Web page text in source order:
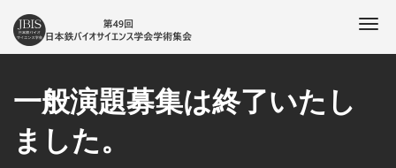
一般演題募集は終了いたし
ました。